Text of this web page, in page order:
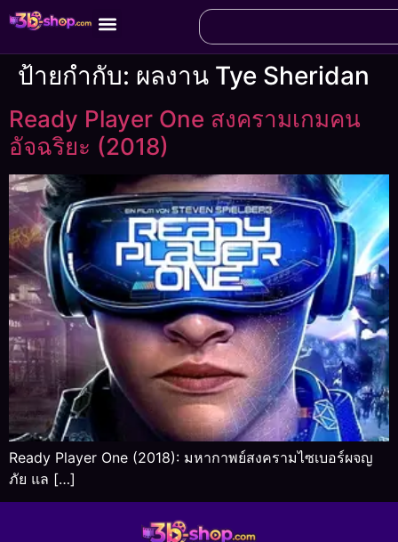
ป้ายกำกับ: ผลงาน Tye Sheridan
Ready Player One สงครามเกมคน
อัจฉริยะ (2018)
Ready Player One (2018): มหากาพย์สงครามไซเบอร์ผจญ
ภัย แล […]